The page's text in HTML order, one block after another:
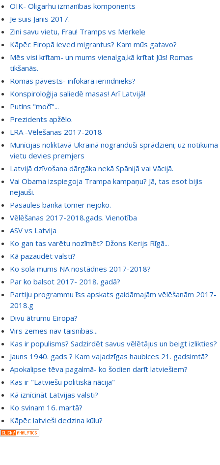
OIK- Oligarhu izmanības komponents
Je suis Jānis 2017.
Zini savu vietu, Frau! Tramps vs Merkele
Kāpēc Eiropā ieved migrantus? Kam mūs gatavo?
Mēs visi krītam- un mums vienalga,kā krītat Jūs! Romas
tikšanās.
Romas pāvests- infokara ierindnieks?
Konspiroloģija saliedē masas! Arī Latvijā!
Putins "močī"...
Prezidents apžēlo.
LRA -Vēlešanas 2017-2018
Munīcijas noliktavā Ukrainā nogranduši sprādzieni; uz notikuma
vietu devies premjers
Latvijā dzīvošana dārgāka nekā Spānijā vai Vācijā.
Vai Obama izspiegoja Trampa kampaņu? Jā, tas esot bijis
nejauši.
Pasaules banka tomēr nejoko.
Vēlēšanas 2017-2018.gads. Vienotība
ASV vs Latvija
Ko gan tas varētu nozīmēt? Džons Kerijs Rīgā...
Kā pazaudēt valsti?
Ko sola mums NA nostādnes 2017-2018?
Par ko balsot 2017- 2018. gadā?
Partiju programmu īss apskats gaidāmajām vēlēšanām 2017-
2018.g
Divu ātrumu Eiropa?
Virs zemes nav taisnības...
Kas ir populisms? Sadzirdēt savus vēlētājus un beigt izlikties?
Jauns 1940. gads ? Kam vajadzīgas haubices 21. gadsimtā?
Apokalipse tēva pagalmā- ko šodien darīt latviešiem?
Kas ir "Latviešu politiskā nācija"
Kā iznīcināt Latvijas valsti?
Ko svinam 16. martā?
Kāpēc latvieši dedzina kūlu?